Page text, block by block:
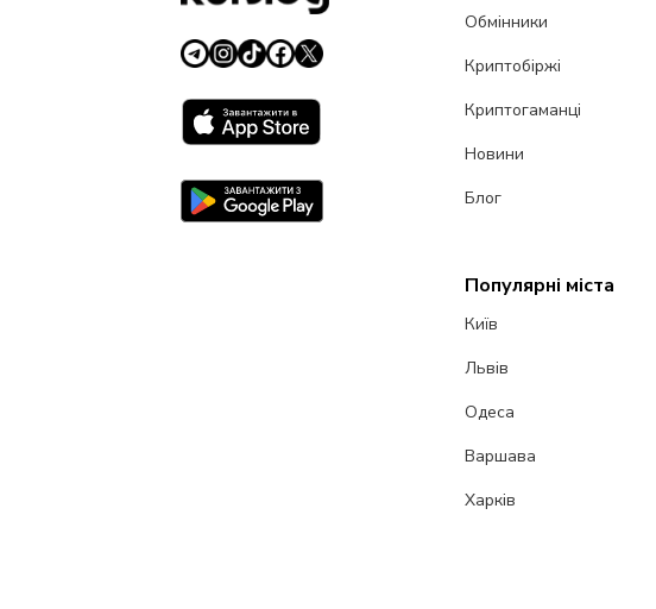
Обмінники
Криптобіржі
Криптогаманці
Новини
Блог
Популярні міста
Київ
Львів
Одеса
Варшава
Харків